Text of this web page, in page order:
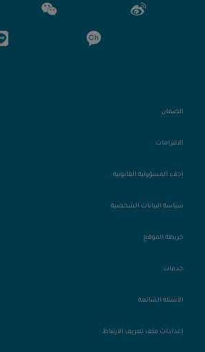
الضمان
الالتزامات
إخلاء المسؤولية القانونية
سياسة البيانات الشخصية
خريطة الموقع
خدمات
الأسئلة الشائعة
إعدادات ملف تعريف الارتباط